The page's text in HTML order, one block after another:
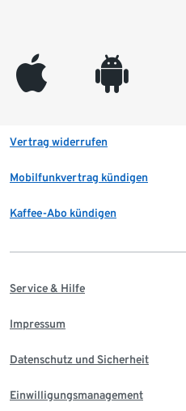
appleinc android
Vertrag widerrufen
Mobilfunkvertrag kündigen
Kaffee-Abo kündigen
Service & Hilfe
Impressum
Datenschutz und Sicherheit
Einwilligungsmanagement